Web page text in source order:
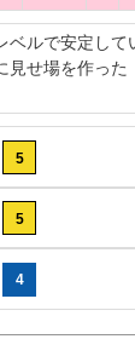
ルで安定して
見せ場を作った
5
5
4